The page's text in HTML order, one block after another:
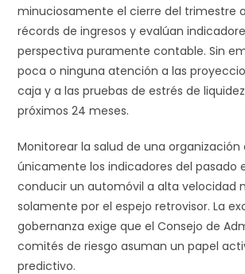
minuciosamente el cierre del trimestre
récords de ingresos y evalúan
perspectiva puramente contable. Sin
poca o ninguna atención a las
caja y a las pruebas de estrés de
próximos 24 meses.
Monitorear la salud de una organización
únicamente los indicadores del pasado
conducir un automóvil a alta velocidad
solamente por el espejo retrovisor. La
gobernanza exige que el Consejo de
comités de riesgo asuman un papel
predictivo.